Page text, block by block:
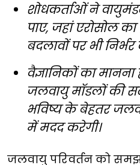
शोधकर्ताओं ने
पाए, जहां एरोसोल का
बदलावों पर भी निर्भर
वैज्ञानिकों का
जलवायु मॉडलों की
भविष्य के बेहतर
में मदद करेगी।
जलवायु परिवर्तन को